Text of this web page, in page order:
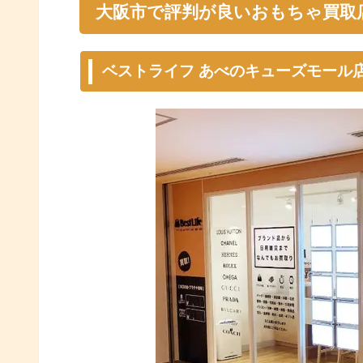
大阪市で評判が良いおもちゃ買取
ベストライフ あべのキューズモール